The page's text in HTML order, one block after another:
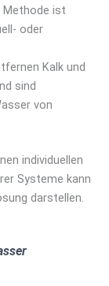
Methode ist
oder
Kalk und
sind
von
individuellen
Systeme kann
darstellen.